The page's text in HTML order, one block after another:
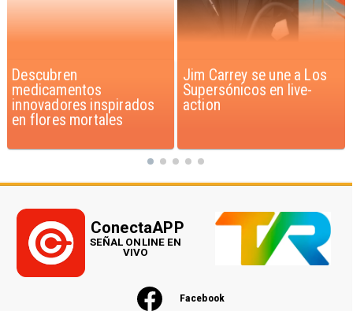
Jim Carrey se une a Los
Supersónicos en live-
action
Iaán: la historia de
superación que inspira a
Chile
Facebook
ConectaAPP
SEÑAL ONLINE EN
VIVO